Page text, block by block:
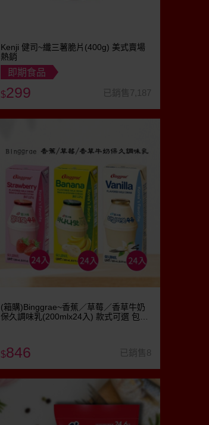
Kenji 健司~纖三薯脆片(400g) 美式賣場
熱銷
即期食品
$299 已銷售7,187
(箱購)Binggrae~香蕉／草莓／香草牛奶
保久調味乳(200mlx24入) 款式可選 包裝
$846 已銷售8